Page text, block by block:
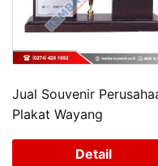
Jual Souvenir
Plakat Wayang
Detail